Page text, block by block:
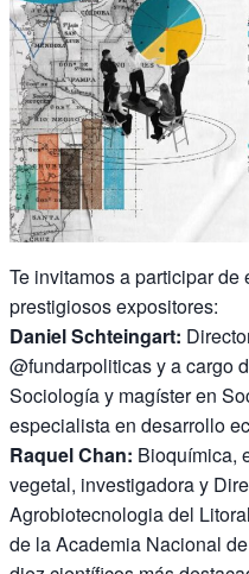
Te invitamos a participar
prestigiosos expositores:
Daniel Schteingart:
@fundarpoliticas y a cargo
Sociología y magíster en
especialista en desarrollo
Raquel Chan: Bioquímica,
vegetal, investigadora y
Agrobiotecnologia del
de la Academia Nacional